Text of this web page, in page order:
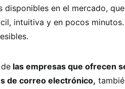
disponibles en el mercado,
intuitiva y en pocos
las empresas que ofrecen
de correo electrónico,